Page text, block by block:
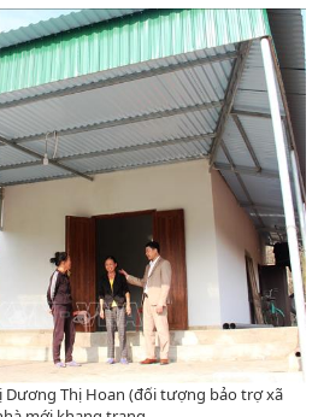
Dương Thị Hoan (đối tượng bảo trợ xã